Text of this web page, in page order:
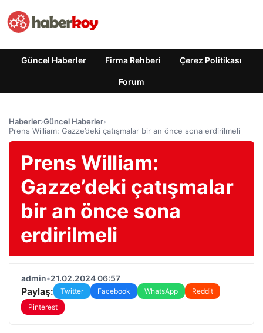
Güncel Haberler Firma Rehberi Çerez Politikası
Forum
Haberler›Güncel Haberler›
Prens William: Gazze’deki çatışmalar bir an önce sona erdirilmeli
Prens William:
Gazze’deki çatışmalar
bir an önce sona
erdirilmeli
admin•21.02.2024 06:57
Paylaş: Twitter Facebook WhatsApp
Reddit
Pinterest